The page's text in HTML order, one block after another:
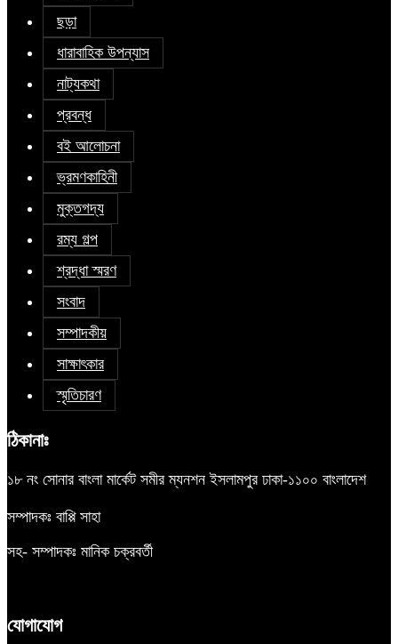
ছড়া
ধারাবাহিক উপন্যাস
নাট্যকথা
প্রবন্ধ
বই আলোচনা
ভ্রমণকাহিনী
মুক্তগদ্য
রম্য গল্প
শ্রদ্ধা স্মরণ
সংবাদ
সম্পাদকীয়
সাক্ষাৎকার
স্মৃতিচারণ
ঠিকানাঃ
১৮ নং সোনার বাংলা মার্কেট সমীর ম্যনশন ইসলামপুর ঢাকা-১১০০ বাংলাদেশ
সম্পাদকঃ বাপ্পি সাহা
সহ- সম্পাদকঃ মানিক চক্রবর্তী
যোগাযোগ